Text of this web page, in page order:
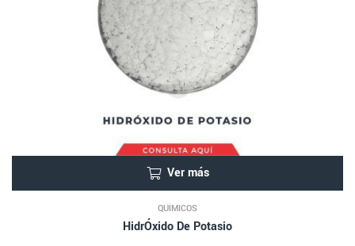
Ver más
QUÍMICOS
HidrÓxido De Potasio